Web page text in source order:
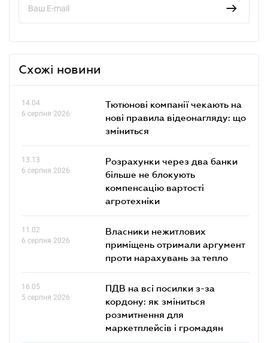
Схожі новини
14.04
6 серпня 2026
Тютюнові компанії чекають на
нові правила відеонагляду: що
зміниться
13.13
6 серпня 2026
Розрахунки через два банки
більше не блокують
компенсацію вартості
агротехніки
11.02
6 серпня 2026
Власники нежитлових
приміщень отримали аргумент
проти нарахувань за тепло
16.05
5 серпня 2026
ПДВ на всі посилки з-за
кордону: як зміниться
розмитнення для
маркетплейсів і громадян